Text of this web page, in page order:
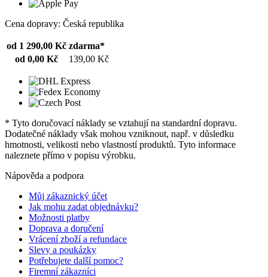
Cena dopravy: Česká republika
od 1 290,00 Kč zdarma*
od 0,00 Kč
139,00 Kč
* Tyto doručovací náklady se vztahují na standardní dopravu.
Dodatečné náklady však mohou vzniknout, např. v důsledku
hmotnosti, velikosti nebo vlastností produktů. Tyto informace
naleznete přímo v popisu výrobku.
Nápověda a podpora
Můj zákaznický účet
Jak mohu zadat objednávku?
Možnosti platby
Doprava a doručení
Vrácení zboží a refundace
Slevy a poukázky
Potřebujete další pomoc?
Firemní zákazníci